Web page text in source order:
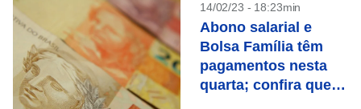
14/02/23 - 18:23min
Abono salarial e
Bolsa Família têm
pagamentos nesta
quarta; confira quem